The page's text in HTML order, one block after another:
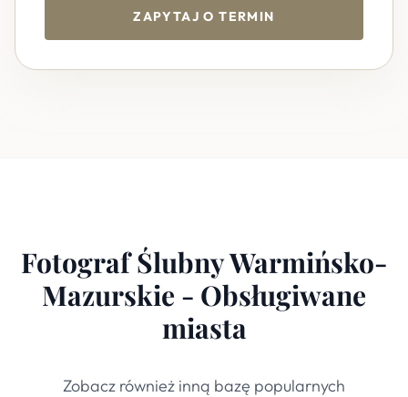
ZAPYTAJ O TERMIN
Fotograf Ślubny Warmińsko-
Mazurskie - Obsługiwane
miasta
Zobacz również inną bazę popularnych